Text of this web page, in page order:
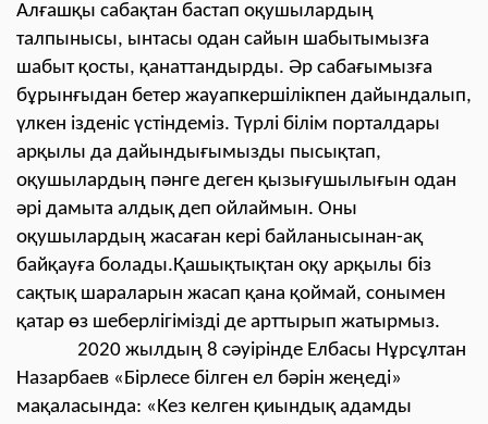
Алғашқы сабақтан бастап оқушылардың
талпынысы, ынтасы одан сайын шабытымызға
шабыт қосты, қанаттандырды. Әр сабағымызға
бұрынғыдан бетер жауапкершілікпен дайындалып,
үлкен ізденіс үстіндеміз. Түрлі білім порталдары
арқылы да дайындығымызды пысықтап,
оқушылардың пәнге деген қызығушылығын одан
әрі дамыта алдық деп ойлаймын. Оны
оқушылардың жасаған кері байланысынан-ақ
байқауға болады.Қашықтықтан оқу арқылы біз
сақтық шараларын жасап қана қоймай, сонымен
қатар өз шеберлігімізді де арттырып жатырмыз.
2020 жылдың 8 сәуірінде Елбасы Нұрсұлтан
Назарбаев «Бірлесе білген ел бәрін жеңеді»
мақаласында: «Кез келген қиындық адамды